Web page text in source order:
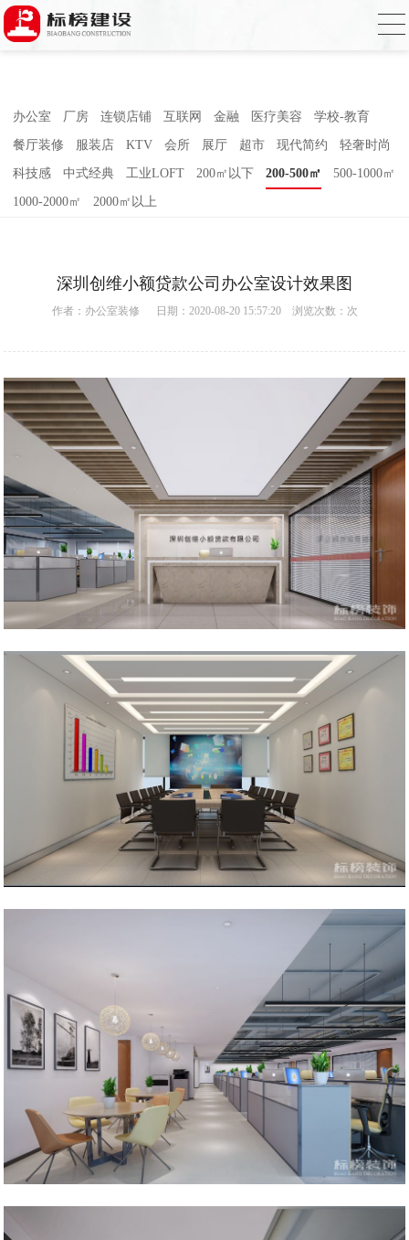
麻豆电影网,91精品麻豆视频,麻豆成人在线
视频,国产AV无码乱码国产精品麻豆
办公室 厂房 连锁店铺 互联网 金融 医疗美容 学校-教育
餐厅装修 服装店 KTV 会所 展厅 超市 现代简约 轻奢时尚
科技感 中式经典 工业LOFT 200㎡以下 200-500㎡ 500-1000㎡
1000-2000㎡ 2000㎡以上
深圳创维小额贷款公司办公室设计效果图
作者： 办公室装修 日期：2020-08-20 15:57:20 浏览次数： 次